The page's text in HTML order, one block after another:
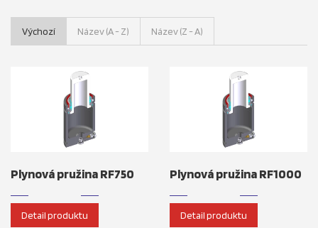
Výchozí Název (A - Z) Název (Z - A)
Plynová pružina RF750
Detail produktu
Plynová pružina RF1000
Detail produktu